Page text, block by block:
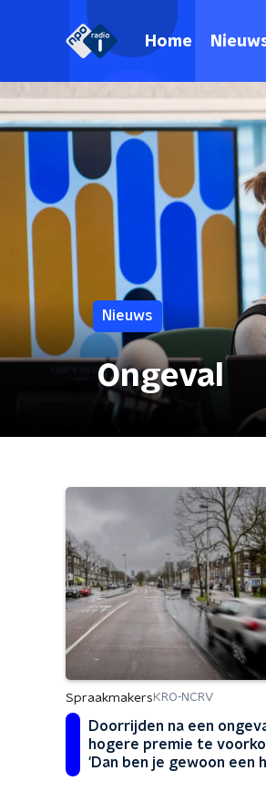
Home
Nieuws
Ongeval
Spraakmakers KRO-NCRV
Doorrijden na een
hogere premie te
'Dan ben je gewoon een